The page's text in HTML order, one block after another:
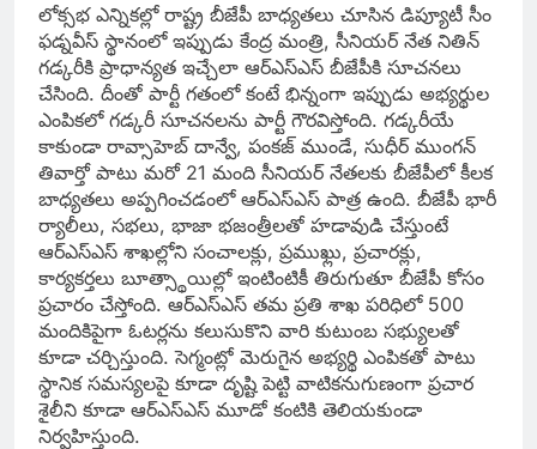
లోక్సభ ఎన్నికల్లో రాష్ట్ర బీజేపీ బాధ్యతలు చూసిన డిప్యూటీ సీం
ఫడ్నవీస్ స్థానంలో ఇప్పుడు కేంద్ర మంత్రి, సీనియర్ నేత నితిన్
గడ్కరీకి ప్రాధాన్యత ఇచ్చేలా ఆర్ఎస్ఎస్ బీజేపీకి సూచనలు
చేసింది. దీంతో పార్టీ గతంలో కంటే భిన్నంగా ఇప్పుడు అభ్యర్థుల
ఎంపికలో గడ్కరీ సూచనలను పార్టీ గౌరవిస్తోంది. గడ్కరీయే
కాకుండా రావ్సాహెబ్ దాన్వే, పంకజ్ ముండే, సుధీర్ ముంగన్
తివార్తో పాటు మరో 21 మంది సీనియర్ నేతలకు బీజేపీలో కీలక
బాధ్యతలు అప్పగించడంలో ఆర్ఎస్ఎస్ పాత్ర ఉంది. బీజేపీ భారీ
ర్యాలీలు, సభలు, భాజా భజంత్రీలతో హడావుడి చేస్తుంటే
ఆర్ఎస్ఎస్ శాఖల్లోని సంచాలక్లు, ప్రముఖ్లు, ప్రచారక్లు,
కార్యకర్తలు బూత్స్థాయిల్లో ఇంటింటికీ తిరుగుతూ బీజేపీ కోసం
ప్రచారం చేస్తోంది. ఆర్ఎస్ఎస్ తమ ప్రతి శాఖ పరిధిలో 500
మందికిపైగా ఓటర్లను కలుసుకొని వారి కుటుంబ సభ్యులతో
కూడా చర్చిస్తుంది. సెగ్మంట్లో మెరుగైన అభ్యర్థి ఎంపికతో పాటు
స్థానిక సమస్యలపై కూడా దృష్టి పెట్టి వాటికనుగుణంగా ప్రచార
శైలీని కూడా ఆర్ఎస్ఎస్ మూడో కంటికి తెలియకుండా
నిర్వహిస్తుంది.